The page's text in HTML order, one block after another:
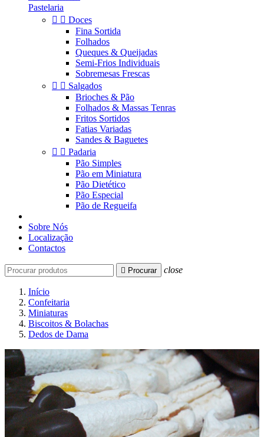
Pastelaria
  Doces
Fina Sortida
Folhados
Queques & Queijadas
Semi-Frios Individuais
Sobremesas Frescas
  Salgados
Brioches & Pão
Folhados & Massas Tenras
Fritos Sortidos
Fatias Variadas
Sandes & Baguetes
  Padaria
Pão Simples
Pão em Miniatura
Pão Dietético
Pão Especial
Pão de Regueifa
Sobre Nós
Localização
Contactos
 Procurar close
Início
Confeitaria
Miniaturas
Biscoitos & Bolachas
Dedos de Dama